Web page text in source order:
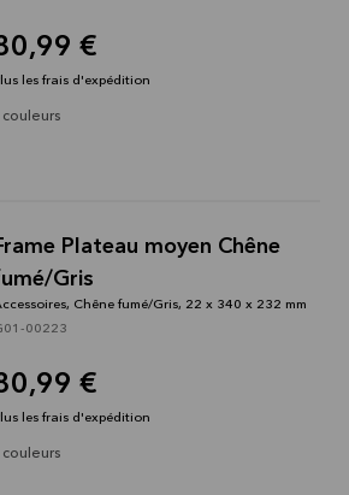
€
les frais d'expédition
Plateau moyen Chêne
Gris
Chêne fumé/Gris, 22 x 340 x 232 mm
00223
€
les frais d'expédition